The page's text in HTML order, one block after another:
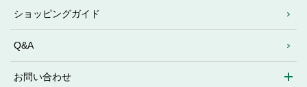
ショッピングガイド
Q&A
お問い合わせ